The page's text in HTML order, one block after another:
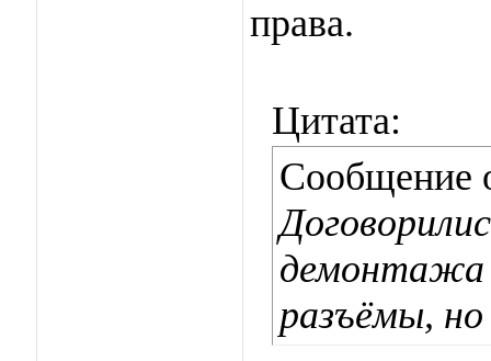
права.
Цитата:
Сообщение
демонтажа
разъёмы,